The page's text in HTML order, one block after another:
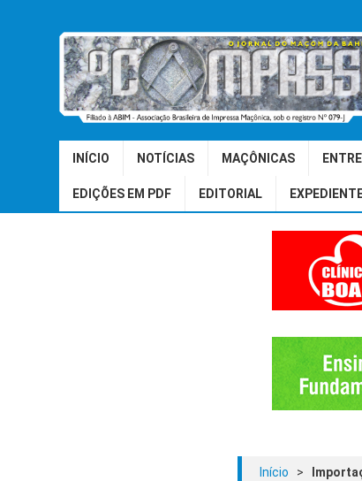
INÍCIO NOTÍCIAS MAÇÔNICAS
EDIÇÕES EM PDF EDITORIAL
Início >